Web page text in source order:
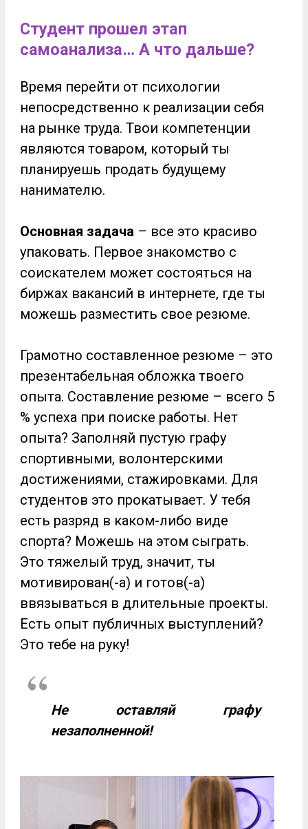
Студент прошел этап
самоанализа… А что дальше?
Время перейти от психологии
непосредственно к реализации себя
на рынке труда. Твои компетенции
являются товаром, который ты
планируешь продать будущему
нанимателю.
Основная задача – все это красиво
упаковать. Первое знакомство с
соискателем может состояться на
биржах вакансий в интернете, где ты
можешь разместить свое резюме.
Грамотно составленное резюме – это
презентабельная обложка твоего
опыта. Составление резюме – всего 5
% успеха при поиске работы. Нет
опыта? Заполняй пустую графу
спортивными, волонтерскими
достижениями, стажировками. Для
студентов это прокатывает. У тебя
есть разряд в каком-либо виде
спорта? Можешь на этом сыграть.
Это тяжелый труд, значит, ты
мотивирован(-а) и готов(-а)
ввязываться в длительные проекты.
Есть опыт публичных выступлений?
Это тебе на руку!
Не оставляй графу
незаполненной!